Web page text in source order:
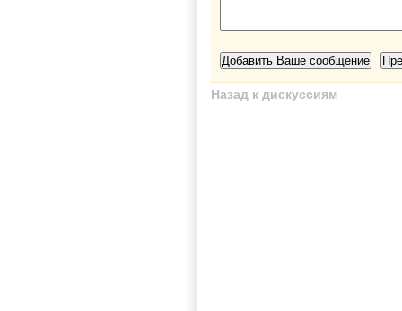
Назад к дискуссиям